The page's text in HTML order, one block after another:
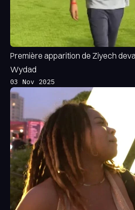
Première apparition de Ziyech
Wydad
03 Nov 2025